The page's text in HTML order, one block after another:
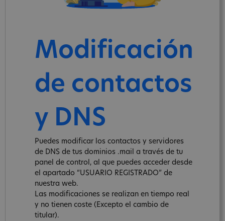
Modificación
de contactos
y DNS
Puedes modificar los contactos y servidores
de DNS de tus dominios .mail a través de tu
panel de control, al que puedes acceder desde
el apartado “USUARIO REGISTRADO” de
nuestra web.
Las modificaciones se realizan en tiempo real
y no tienen coste (Excepto el cambio de
titular).